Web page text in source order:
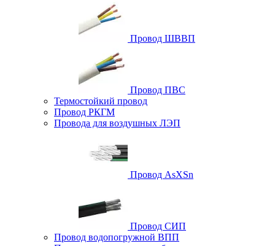
Провод ШВВП
Провод ПВС
Термостойкий провод
Провод РКГМ
Провода для воздушных ЛЭП
Провод AsXSn
Провод СИП
Провод водопогружной ВПП